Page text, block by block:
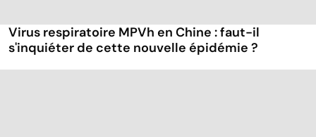
Virus respiratoire MPVh en Chine : faut-il
s'inquiéter de cette nouvelle épidémie ?